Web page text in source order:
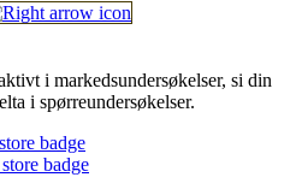
i markedsundersøkelser, si din
i spørreundersøkelser.